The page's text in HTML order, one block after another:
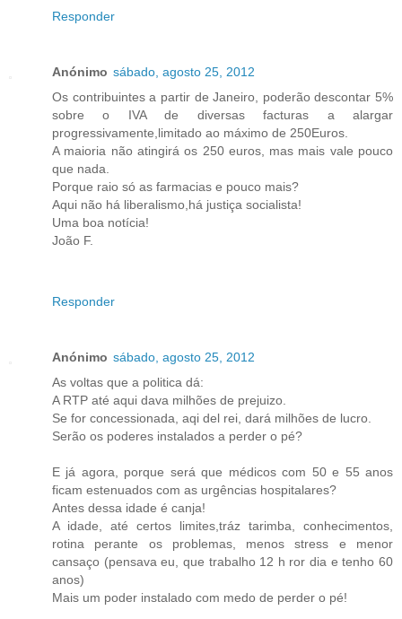
Responder
Anónimo sábado, agosto 25, 2012
Os contribuintes a partir de Janeiro, poderão descontar 5%
sobre o IVA de diversas facturas a alargar
progressivamente,limitado ao máximo de 250Euros.
A maioria não atingirá os 250 euros, mas mais vale pouco
que nada.
Porque raio só as farmacias e pouco mais?
Aqui não há liberalismo,há justiça socialista!
Uma boa notícia!
João F.
Responder
Anónimo sábado, agosto 25, 2012
As voltas que a politica dá:
A RTP até aqui dava milhões de prejuizo.
Se for concessionada, aqi del rei, dará milhões de lucro.
Serão os poderes instalados a perder o pé?
E já agora, porque será que médicos com 50 e 55 anos
ficam estenuados com as urgências hospitalares?
Antes dessa idade é canja!
A idade, até certos limites,tráz tarimba, conhecimentos,
rotina perante os problemas, menos stress e menor
cansaço (pensava eu, que trabalho 12 h ror dia e tenho 60
anos)
Mais um poder instalado com medo de perder o pé!